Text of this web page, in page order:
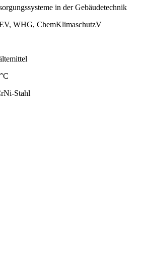
in der Gebäudetechnik
WHG, ChemKlimaschutzV
Stahl